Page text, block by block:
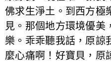
佛求生淨土。到西方極
見。那個地方環境優美
樂。乖乖聽我話，原諒
麼心痛啊！好寶貝，原